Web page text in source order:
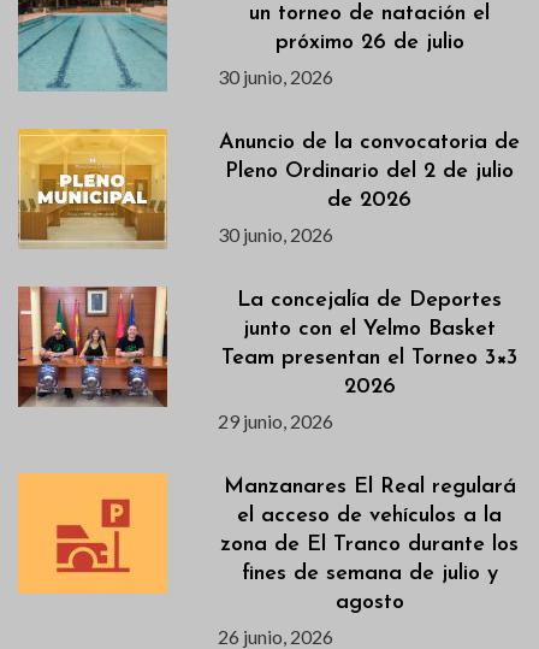
un torneo de natación el
próximo 26 de julio
30 junio, 2026
Anuncio de la convocatoria de
Pleno Ordinario del 2 de julio
de 2026
30 junio, 2026
La concejalía de Deportes
junto con el Yelmo Basket
Team presentan el Torneo 3×3
2026
29 junio, 2026
Manzanares El Real regulará
el acceso de vehículos a la
zona de El Tranco durante los
fines de semana de julio y
agosto
26 junio, 2026